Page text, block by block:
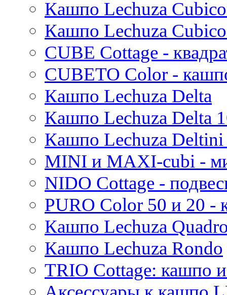
Стрелиция (Strelitzia)
Трахикарпус (Trachycarpus)
Вашингтония (Washingtonia)
Rough
Urban
Suze
Karlijn
Iris
Mees
Pure
Кашпо Lechuza
Кашпо Lechuza
CUBE Cottage -
CUBETO Color -
Кашпо Lechuza Delta
Кашпо Lechuza Delta
Кашпо Lechuza
MINI и MAXI-cubi -
NIDO Cottage -
PURO Color 50 и 20
Кашпо Lechuza
Кашпо Lechuza Rondo
TRIO Cottage: кашпо